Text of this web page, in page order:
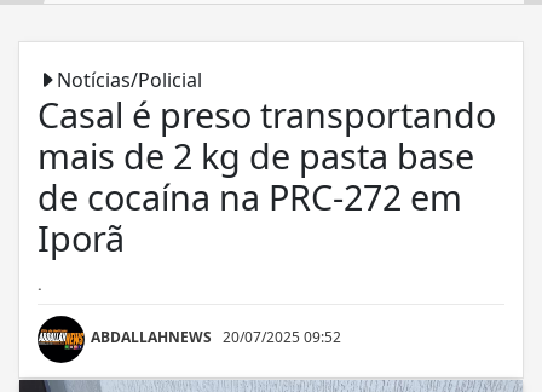
Notícias/Policial
Casal é preso transportando
mais de 2 kg de pasta base
de cocaína na PRC-272 em
Iporã
.
ABDALLAHNEWS 20/07/2025 09:52